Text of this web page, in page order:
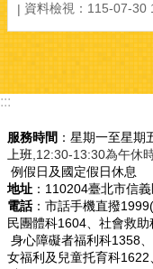
資料檢視：115-07-30
:::
服務時間 ：星期一至星
上班 ,12:30-13:30為午休
例假日及國定假日休息
地址 ：110204臺北市信
電話：市話手機直撥
民團體科1604、社會救助
身心障礙者福利科1358
女福利及兒童托育科